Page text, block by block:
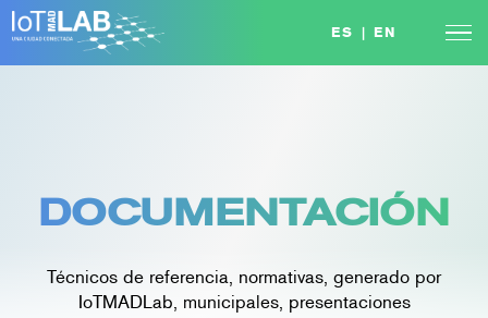
Skip
to
content
ES | EN
DOCUMENTACIÓN
Técnicos de referencia, normativas, generado por
IoTMADLab, municipales, presentaciones